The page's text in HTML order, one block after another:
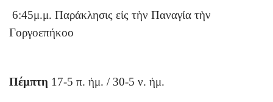
6:45μ.μ. Παράκλησις εἰς τὴν Παναγία τὴν
Γοργοεπήκοο
Πέμπτη 17-5 π. ἡμ. / 30-5 ν. ἡμ.